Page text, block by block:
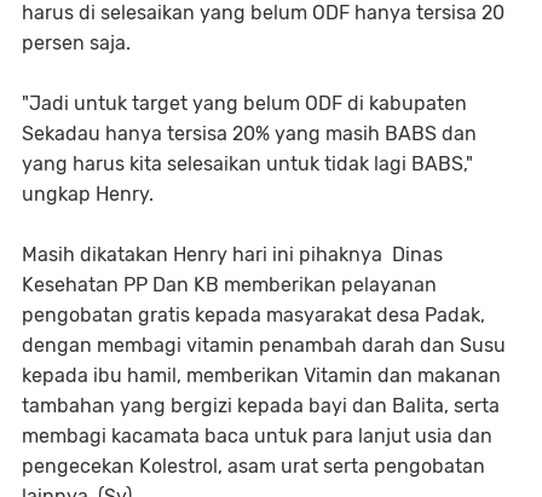
harus di selesaikan yang belum ODF hanya tersisa 20
persen saja.
"Jadi untuk target yang belum ODF di kabupaten
Sekadau hanya tersisa 20% yang masih BABS dan
yang harus kita selesaikan untuk tidak lagi BABS,"
ungkap Henry.
Masih dikatakan Henry hari ini pihaknya Dinas
Kesehatan PP Dan KB memberikan pelayanan
pengobatan gratis kepada masyarakat desa Padak,
dengan membagi vitamin penambah darah dan Susu
kepada ibu hamil, memberikan Vitamin dan makanan
tambahan yang bergizi kepada bayi dan Balita, serta
membagi kacamata baca untuk para lanjut usia dan
pengecekan Kolestrol, asam urat serta pengobatan